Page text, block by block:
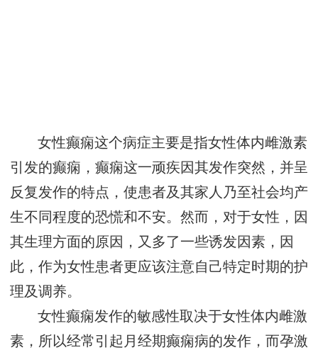
女性癫痫这个病症主要是指女性体内雌激素
引发的癫痫，癫痫这一顽疾因其发作突然，并呈
反复发作的特点，使患者及其家人乃至社会均产
生不同程度的恐慌和不安。然而，对于女性，因
其生理方面的原因，又多了一些诱发因素，因
此，作为女性患者更应该注意自己特定时期的护
理及调养。
女性癫痫发作的敏感性取决于女性体内雌激
素，所以经常引起月经期癫痫病的发作，而孕激